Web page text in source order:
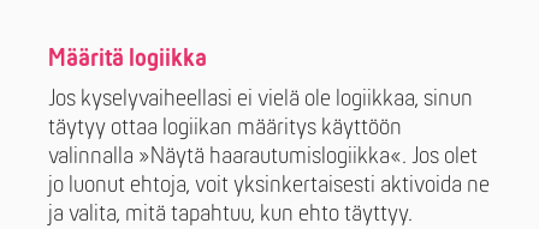
Määritä logiikka
Jos kyselyvaiheellasi ei vielä ole logiikkaa, sinun
täytyy ottaa logiikan määritys käyttöön
valinnalla »Näytä haarautumislogiikka«. Jos olet
jo luonut ehtoja, voit yksinkertaisesti aktivoida ne
ja valita, mitä tapahtuu, kun ehto täyttyy.